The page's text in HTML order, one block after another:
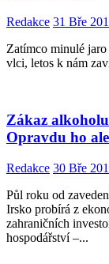
Redakce 31 Bře
Zatímco minulé
vlci, letos k nám
Zákaz
Opravdu ho ale
Redakce 30 Bře
Půl roku od
Irsko probírá z
zahraničních
hospodářství –...